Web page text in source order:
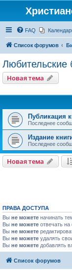
FAQ
Список форумов
Любительские
Новая тема
Публикация
Последнее
Издание
Последнее
Новая тема
ПРАВА ДОСТУПА
Вы не можете начинать
Вы не можете отвечать
Вы не можете
Вы не можете удалять
Вы не можете добавлять
Список форумов